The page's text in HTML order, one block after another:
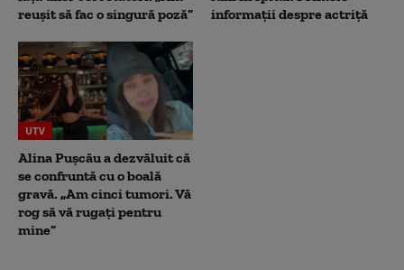
reușit să fac o singură poză”
informații despre actriță
UTV
Alina Pușcău a dezvăluit că
se confruntă cu o boală
gravă. „Am cinci tumori. Vă
rog să vă rugați pentru
mine”